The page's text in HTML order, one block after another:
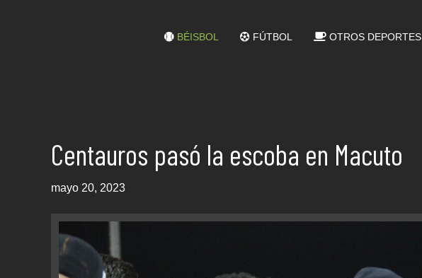
BÉISBOL FÚTBOL OTROS DEPORTES
Centauros pasó la escoba en Macuto
mayo 20, 2023